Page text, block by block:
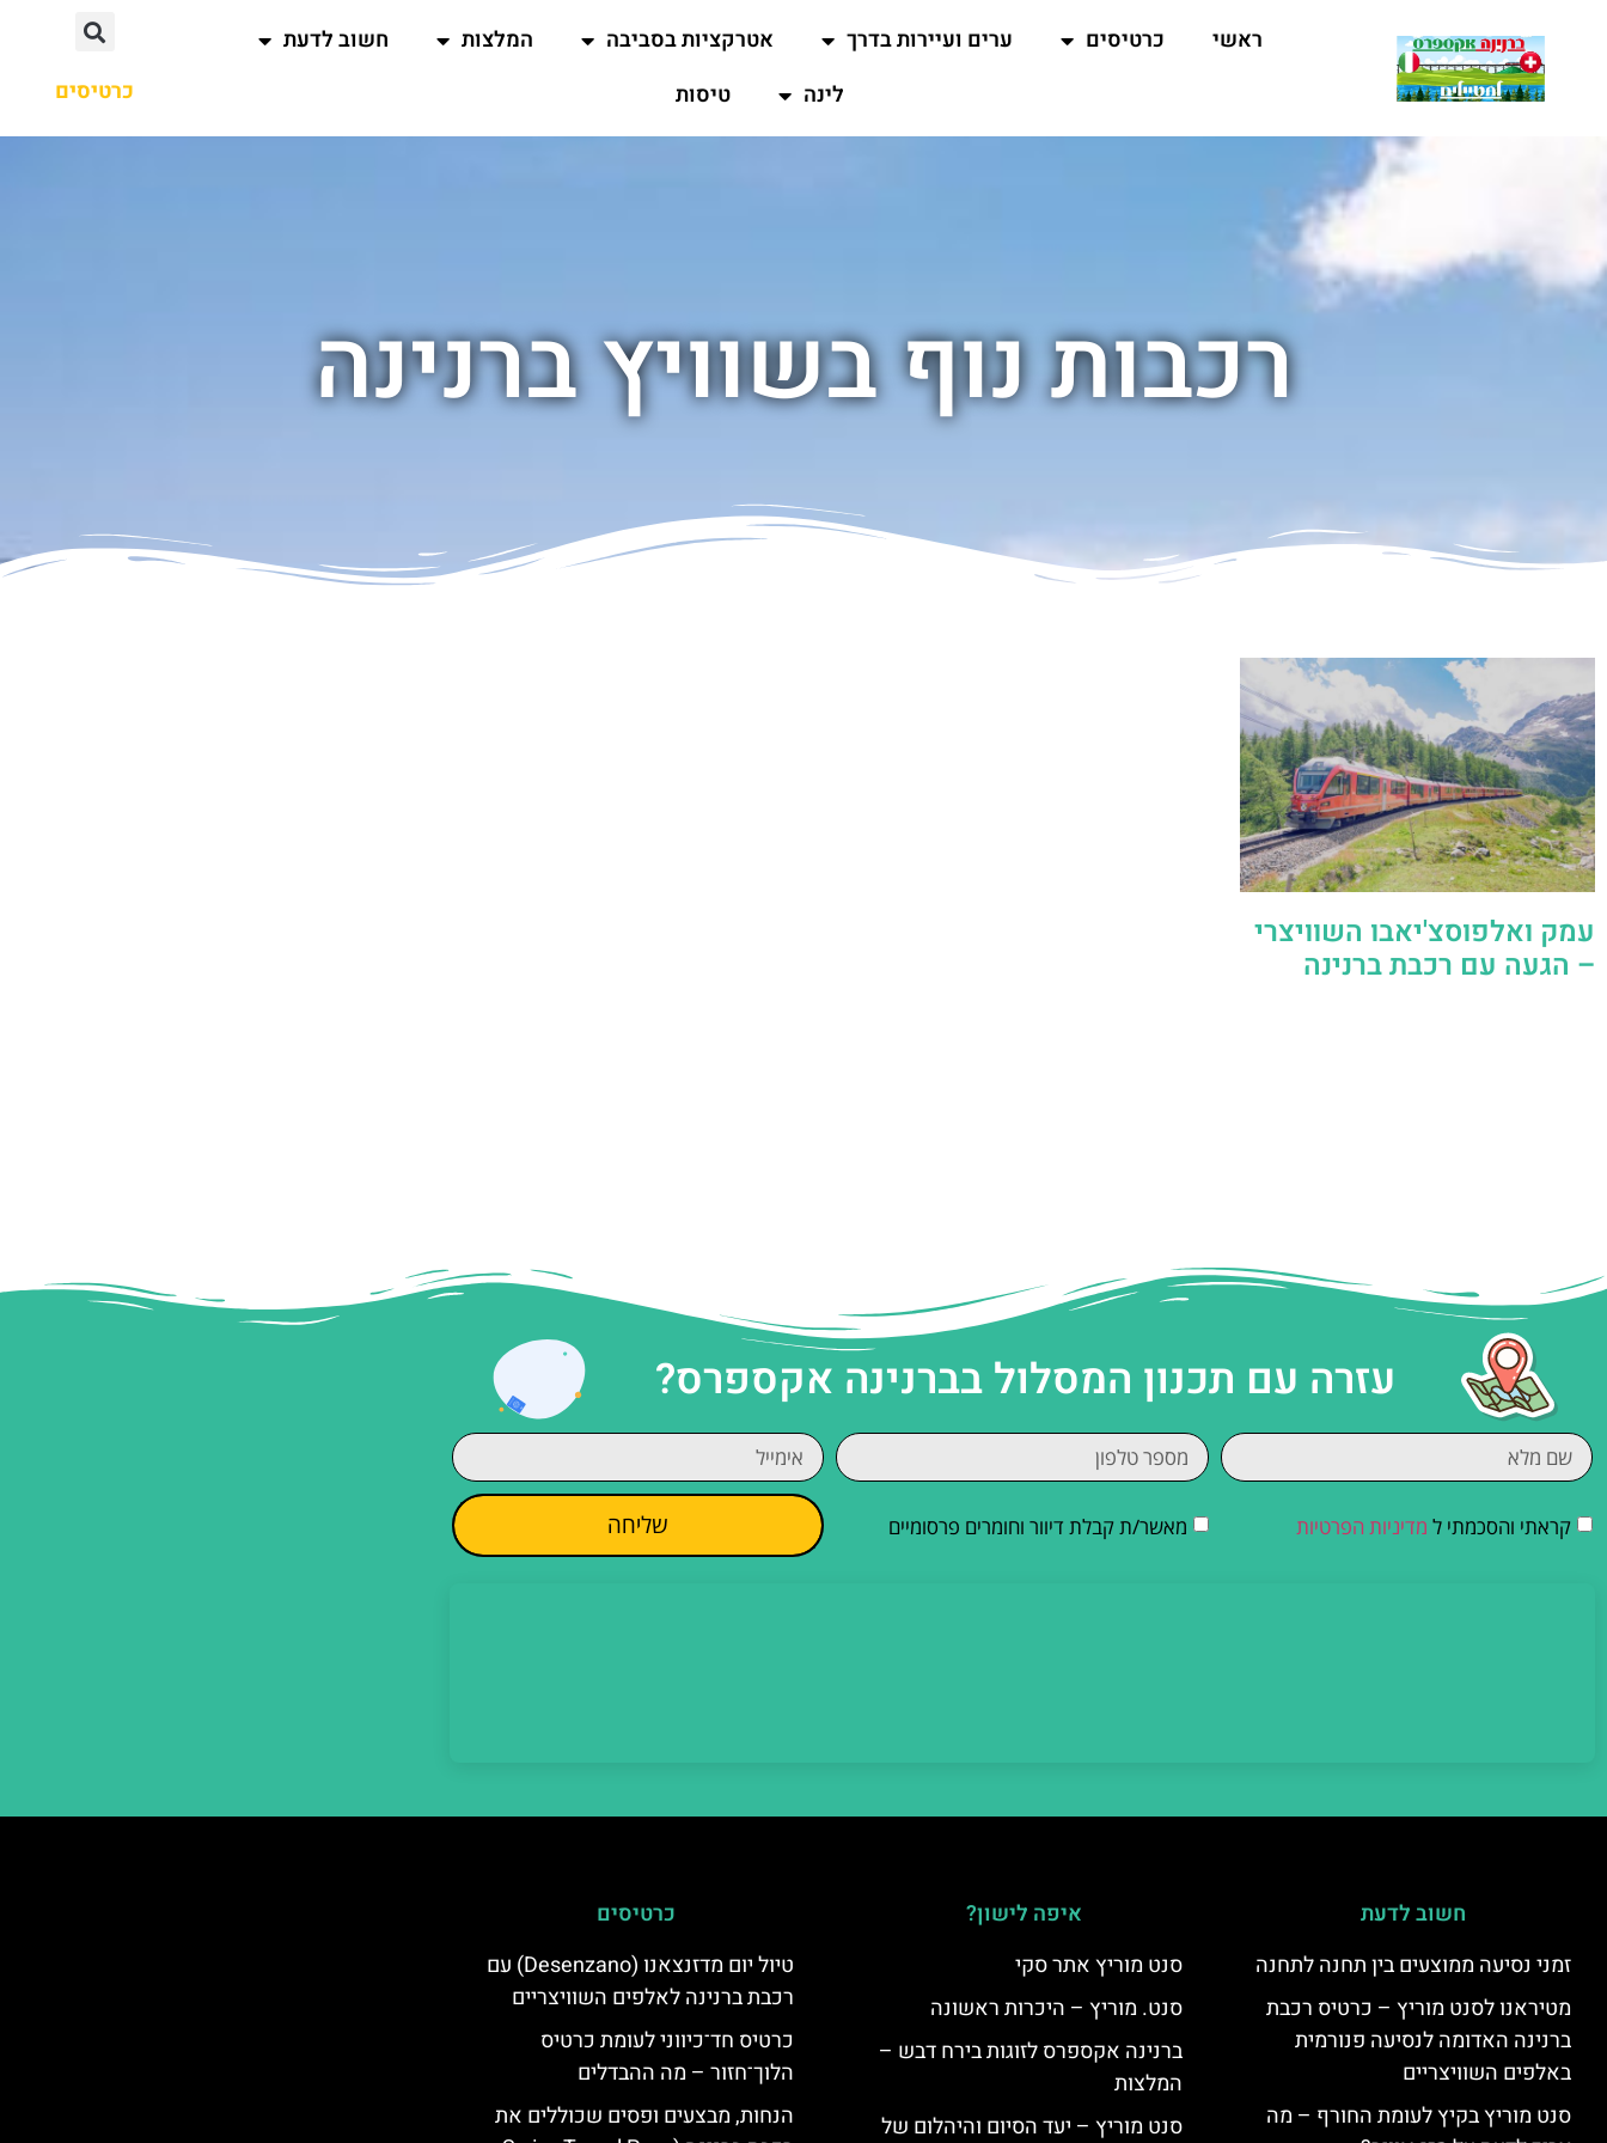
ראשי כרטיסים ערים ועיירות בדרך אטרקציות בסביבה המלצות
חשוב לדעת
לינה
טיסות כרטיסים
רכבות נוף בשוויץ ברנינה
עמק ואלפוסצ'יאבו השוויצרי
– הגעה עם רכבת ברנינה
עזרה עם תכנון המסלול בברנינה אקספרס?
קראתי והסכמתי ל מדיניות הפרטיות מאשר/ת קבלת דיוור וחומרים פרסומיים שליחה
חשוב לדעת
זמני נסיעה ממוצעים בין תחנה לתחנה
מטיראנו לסנט מוריץ – כרטיס רכבת
ברנינה האדומה לנסיעה פנורמית
באלפים השוויצריים
סנט מוריץ בקיץ לעומת החורף – מה
איפה לישון?
סנט מוריץ אתר סקי
סנט. מוריץ – היכרות ראשונה
ברנינה אקספרס לזוגות בירח דבש –
המלצות
סנט מוריץ – יעד הסיום והיהלום של
כרטיסים
טיול יום מדזנצאנו (Desenzano) עם
רכבת ברנינה לאלפים השוויצריים
כרטיס חד־כיווני לעומת כרטיס
הלוך־חזור – מה ההבדלים
הנחות, מבצעים ופסים שכוללים את